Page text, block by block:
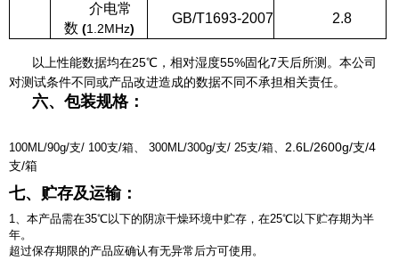
介电常
数 (1.2MHz)
GB/T1693-2007 2.8
以上性能数据均在25℃，相对湿度55%固化7天后所测。本公司
对测试条件不同或产品改进造成的数据不同不承担相关责任。
六、包装规格：
100ML/90g/支/ 100支/箱、 300ML/300g/支/ 25支/箱、 2.6L/2600g/支/4
支/箱
七、贮存及运输：
1、本产品需在35℃以下的阴凉干燥环境中贮存，在25℃以下贮存期为半
年。
超过保存期限的产品应确认有无异常后方可使用。